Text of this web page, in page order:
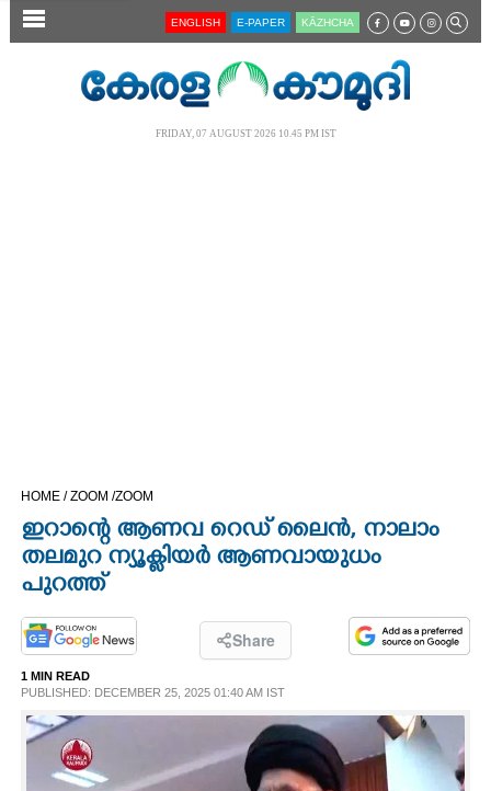
SECTIONS
OPINION
PHOTOS
LIFESTYLE
SPIRITUAL
ENGLISH E-PAPER KĀZHCHA
FRIDAY, 07 AUGUST 2026 10.45 PM IST
HOME /ZOOM /ZOOM
ഇറാന്റെ ആണവ റെഡ് ലൈൻ, നാലാം
തലമുറ ന്യൂക്ലിയർ ആണവായുധം
പുറത്ത്
Share
1 MIN READ
PUBLISHED: DECEMBER 25, 2025 01:40 AM IST